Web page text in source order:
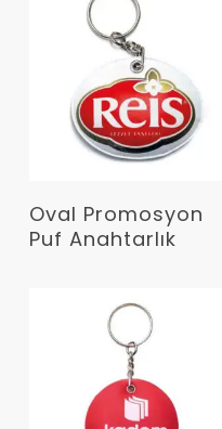
Devamını Oku
Oval Promosyon
Puf Anahtarlık